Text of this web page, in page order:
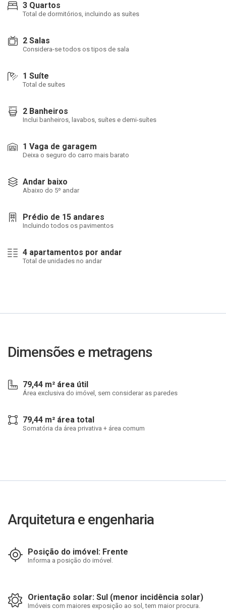
3 Quartos
Total de dormitórios, incluindo as suítes
2 Salas
Considera-se todos os tipos de sala
1 Suíte
Total de suítes
2 Banheiros
Inclui banheiros, lavabos, suítes e demi-suítes
1 Vaga de garagem
Deixa o seguro do carro mais barato
Andar baixo
Abaixo do 5º andar
Prédio de 15 andares
Incluindo todos os pavimentos
4 apartamentos por andar
Total de unidades no andar
Dimensões e metragens
79,44 m² área útil
Área exclusiva do imóvel, sem considerar as paredes
79,44 m² área total
Somatória da área privativa + área comum
Arquitetura e engenharia
Posição do imóvel: Frente
Informa a posição do imóvel.
Orientação solar: Sul (menor incidência solar)
Imóveis com maiores exposição ao sol, tem maior procura.